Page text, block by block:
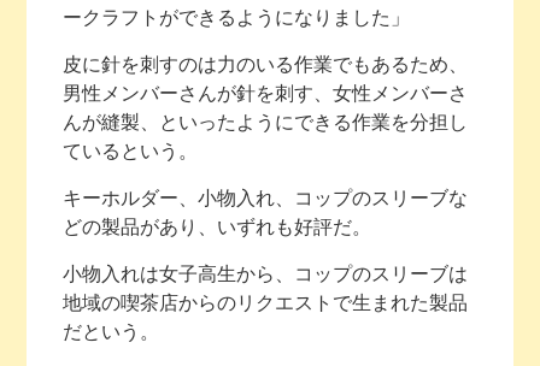
ークラフトができるようになりました」
皮に針を刺すのは力のいる作業でもあるため、
男性メンバーさんが針を刺す、女性メンバーさ
んが縫製、といったようにできる作業を分担し
ているという。
キーホルダー、小物入れ、コップのスリーブな
どの製品があり、いずれも好評だ。
小物入れは女子高生から、コップのスリーブは
地域の喫茶店からのリクエストで生まれた製品
だという。